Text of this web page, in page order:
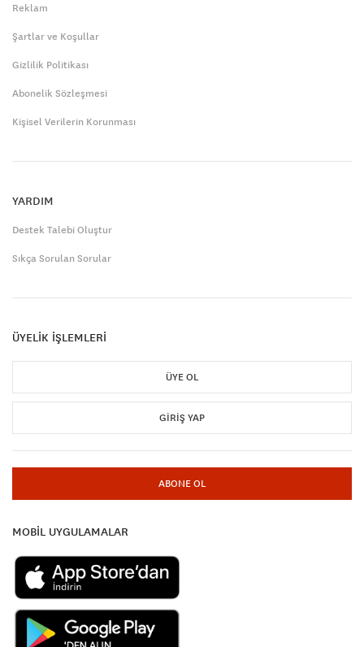
Reklam
Şartlar ve Koşullar
Gizlilik Politikası
Abonelik Sözleşmesi
Kişisel Verilerin Korunması
YARDIM
Destek Talebi Oluştur
Sıkça Sorulan Sorular
ÜYELİK İŞLEMLERİ
ÜYE OL
GIRIŞ YAP
ABONE OL
MOBİL UYGULAMALAR